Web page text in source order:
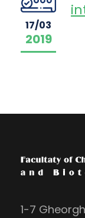
17/03
2019
1-7